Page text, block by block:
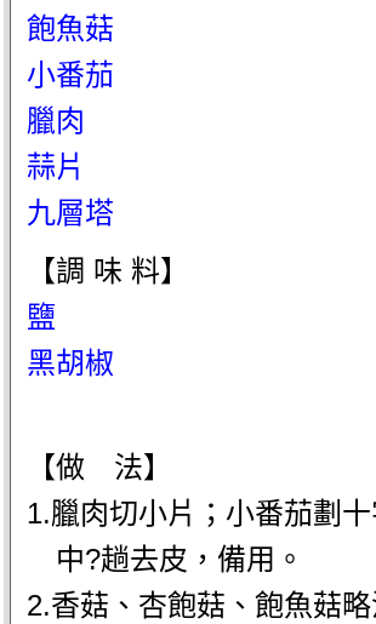
飽魚菇
小番茄
臘肉
蒜片
九層塔
【調 味 料】
鹽
黑胡椒
【做 法】
1.臘肉切小片；小番茄劃
中?趟去皮，備用。
2.香菇、杏飽菇、飽魚菇略